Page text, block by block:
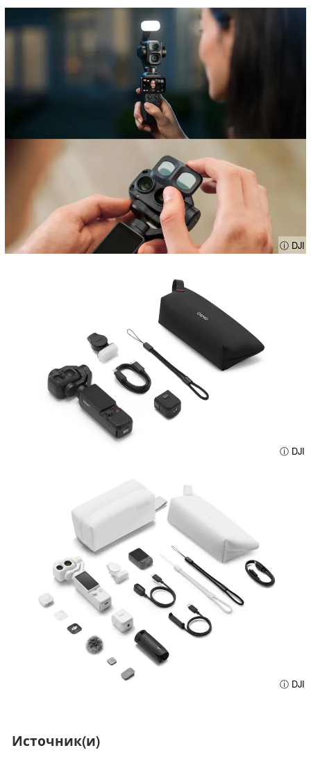
ⓘ DJI
ⓘ DJI
ⓘ DJI
Источник(и)